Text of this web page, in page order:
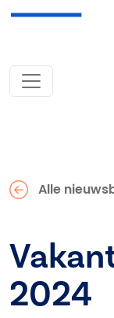
Alle
2024